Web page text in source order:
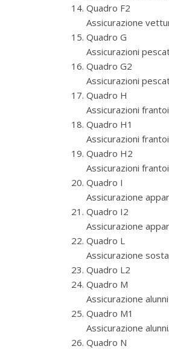
Quadro F2
Assicurazione
Quadro G
Assicurazioni
Quadro G2
Assicurazioni
Quadro H
Assicurazioni frantoi
Quadro H1
Assicurazioni frantoi
Quadro H2
Assicurazioni frantoi
Quadro I
Assicurazione
Quadro I2
Assicurazione
Quadro L
Assicurazione
Quadro L2
Quadro M
Assicurazione
Quadro M1
Assicurazione
Quadro N